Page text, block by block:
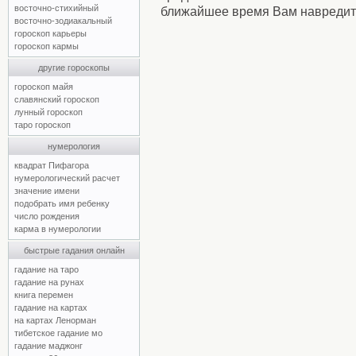
восточно-стихийный
восточно-зодиакальный
гороскоп карьеры
гороскоп кармы
другие гороскопы
гороскоп майя
славянский гороскоп
лунный гороскоп
таро гороскоп
нумерология
квадрат Пифагора
нумерологический расчет
значение имени
подобрать имя ребенку
число рождения
карма в нумерологии
быстрые гадания онлайн
гадание на таро
гадание на рунах
книга перемен
гадание на картах
на картах Ленорман
тибетское гадание мо
гадание маджонг
ближайшее время Вам